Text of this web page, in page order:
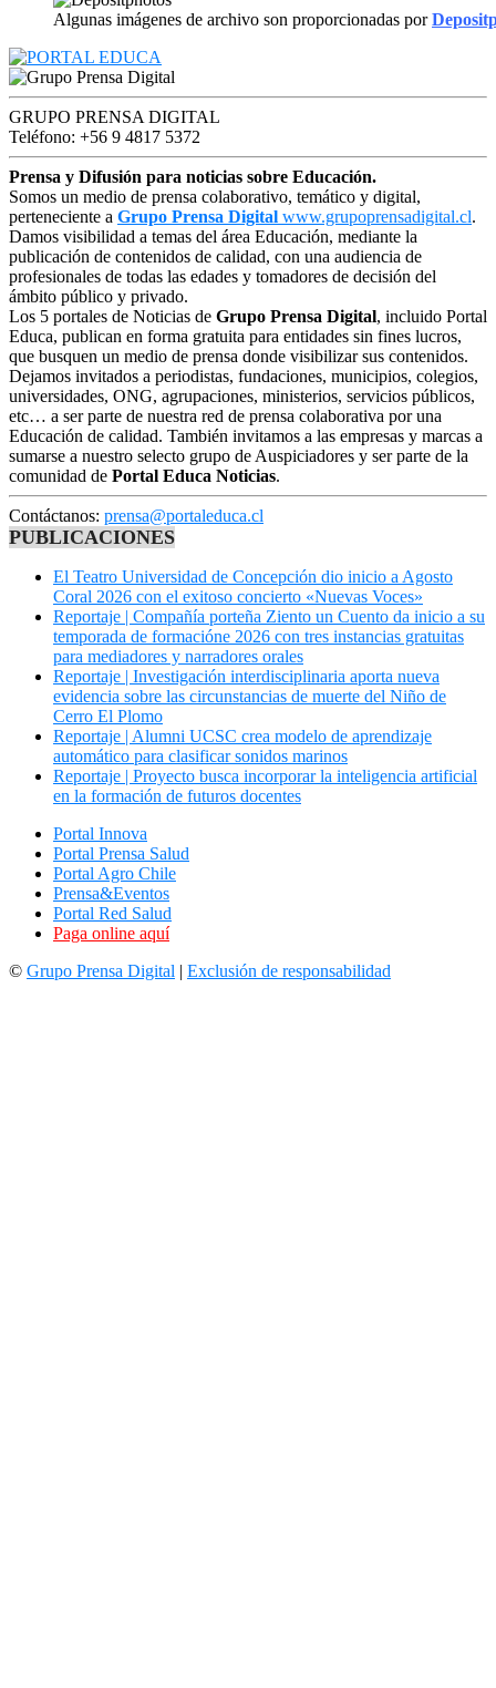
Algunas imágenes de archivo son proporcionadas por
GRUPO PRENSA DIGITAL
Teléfono: +56 9 4817 5372
Prensa y Difusión para noticias sobre Educación.
Somos un medio de prensa colaborativo, temático y digital,
perteneciente a Grupo Prensa Digital www.grupoprensadigital.cl.
Damos visibilidad a temas del área Educación, mediante la
publicación de contenidos de calidad, con una audiencia de
profesionales de todas las edades y tomadores de decisión del
ámbito público y privado.
Los 5 portales de Noticias de Grupo Prensa Digital, incluido Portal
Educa, publican en forma gratuita para entidades sin fines lucros,
que busquen un medio de prensa donde visibilizar sus contenidos.
Dejamos invitados a periodistas, fundaciones, municipios, colegios,
universidades, ONG, agrupaciones, ministerios, servicios públicos,
etc… a ser parte de nuestra red de prensa colaborativa por una
Educación de calidad. También invitamos a las empresas y marcas a
sumarse a nuestro selecto grupo de Auspiciadores y ser parte de la
comunidad de Portal Educa Noticias.
Contáctanos: prensa@portaleduca.cl
PUBLICACIONES
El Teatro Universidad de Concepción dio inicio a Agosto
Coral 2026 con el exitoso concierto «Nuevas Voces»
Reportaje | Compañía porteña Ziento un Cuento da inicio a su
temporada de formacióne 2026 con tres instancias gratuitas
para mediadores y narradores orales
Reportaje | Investigación interdisciplinaria aporta nueva
evidencia sobre las circunstancias de muerte del Niño de
Cerro El Plomo
Reportaje | Alumni UCSC crea modelo de aprendizaje
automático para clasificar sonidos marinos
Reportaje | Proyecto busca incorporar la inteligencia artificial
en la formación de futuros docentes
Portal Innova
Portal Prensa Salud
Portal Agro Chile
Prensa&Eventos
Portal Red Salud
Paga online aquí
© Grupo Prensa Digital | Exclusión de responsabilidad